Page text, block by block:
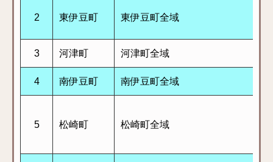
2 東伊豆町 東伊豆町全域
3 河津町 河津町全域
4 南伊豆町 南伊豆町全域
5 松崎町 松崎町全域